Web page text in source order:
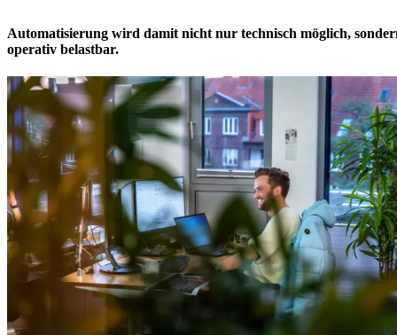
Automatisierung wird damit nicht nur technisch möglich,
operativ belastbar.